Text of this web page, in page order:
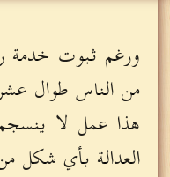
ورغم ثبوت خدمة
من الناس طوال
هذا عمل لا
العدالة بأي شكل